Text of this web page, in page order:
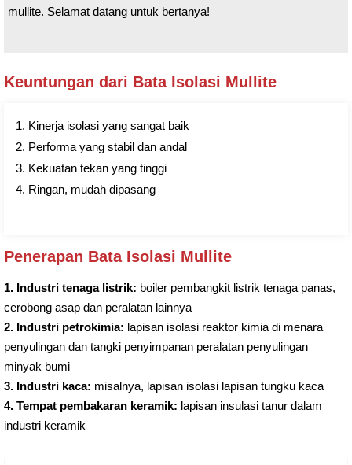
mullite. Selamat datang untuk bertanya!
Keuntungan dari Bata Isolasi Mullite
1. Kinerja isolasi yang sangat baik
2. Performa yang stabil dan andal
3. Kekuatan tekan yang tinggi
4. Ringan, mudah dipasang
Penerapan Bata Isolasi Mullite
1. Industri tenaga listrik: boiler pembangkit listrik tenaga panas,
cerobong asap dan peralatan lainnya
2. Industri petrokimia: lapisan isolasi reaktor kimia di menara
penyulingan dan tangki penyimpanan peralatan penyulingan
minyak bumi
3. Industri kaca: misalnya, lapisan isolasi lapisan tungku kaca
4. Tempat pembakaran keramik: lapisan insulasi tanur dalam
industri keramik